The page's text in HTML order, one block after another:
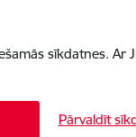
sīkdatnes.
Pārvaldīt